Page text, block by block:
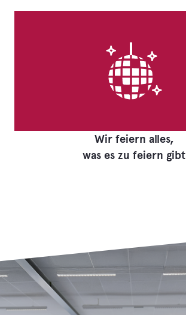
Wir feiern alles,
was es zu feiern gibt